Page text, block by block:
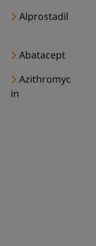
Alprostadil
Abatacept
Azithromyc
in